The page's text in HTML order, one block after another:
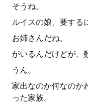
そうね。
ルイスの娘、要する
お姉さんだね。
がいるんだけどが、
うん。
家出なのか何なのか
った家族。